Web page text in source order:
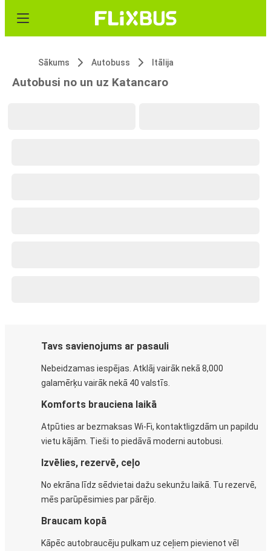
Sākums Autobuss Itālija
Autobusi no un uz Katancaro
Tavs savienojums ar pasauli
Nebeidzamas iespējas. Atklāj vairāk nekā 8,000
galamērķu vairāk nekā 40 valstīs.
Komforts brauciena laikā
Atpūties ar bezmaksas Wi-Fi, kontaktligzdām un papildu
vietu kājām. Tieši to piedāvā moderni autobusi.
Izvēlies, rezervē, ceļo
No ekrāna līdz sēdvietai dažu sekunžu laikā. Tu rezervē,
mēs parūpēsimies par pārējo.
Braucam kopā
Kāpēc autobraucēju pulkam uz ceļiem pievienot vēl